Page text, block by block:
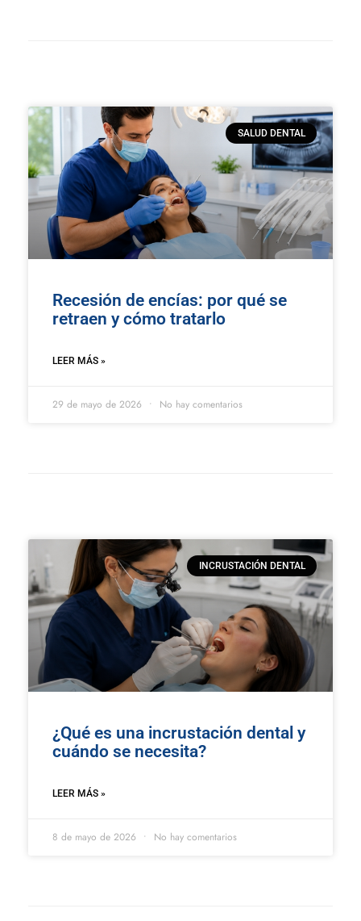
SALUD DENTAL
Recesión de encías: por qué se
retraen y cómo tratarlo
LEER MÁS »
29 de mayo de 2026 No hay comentarios
INCRUSTACIÓN DENTAL
¿Qué es una incrustación dental y
cuándo se necesita?
LEER MÁS »
8 de mayo de 2026 No hay comentarios